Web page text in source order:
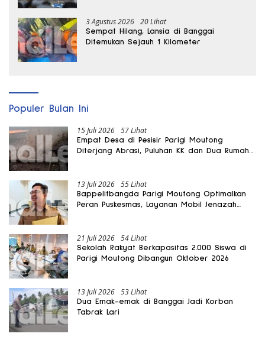
3 Agustus 2026 20 Lihat
Sempat Hilang, Lansia di Banggai
Ditemukan Sejauh 1 Kilometer
Populer Bulan Ini
15 Juli 2026 57 Lihat
Empat Desa di Pesisir Parigi Moutong
Diterjang Abrasi, Puluhan KK dan Dua Rumah
13 Juli 2026 55 Lihat
Bappelitbangda Parigi Moutong Optimalkan
Peran Puskesmas, Layanan Mobil Jenazah
21 Juli 2026 54 Lihat
Sekolah Rakyat Berkapasitas 2.000 Siswa di
Parigi Moutong Dibangun Oktober 2026
13 Juli 2026 53 Lihat
Dua Emak-emak di Banggai Jadi Korban
Tabrak Lari